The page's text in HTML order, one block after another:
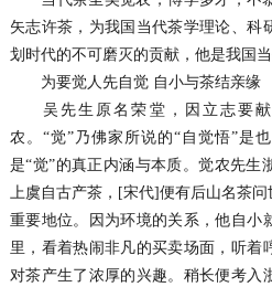
矢志许茶，为我国当代茶学理论、科
划时代的不可磨灭的贡献，他是我国
为要觉人先自觉 自小与茶结亲缘
吴先生原名荣堂，因立志要献
农。“觉”乃佛家所说的“自觉悟”是
是“觉”的真正内涵与本质。觉农先生
上虞自古产茶，[宋代]便有后山名茶
重要地位。因为环境的关系，他自小
里，看着热闹非凡的买卖场面，听着
对茶产生了浓厚的兴趣。稍长便考入